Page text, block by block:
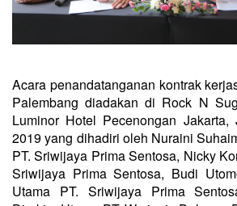
Acara penandatanganan kontrak
Palembang diadakan di Rock N
Luminor Hotel Pecenongan Jakarta,
2019 yang dihadiri oleh Nuraini
PT. Sriwijaya Prima Sentosa, Nicky
Sriwijaya Prima Sentosa, Budi
Utama PT. Sriwijaya Prima